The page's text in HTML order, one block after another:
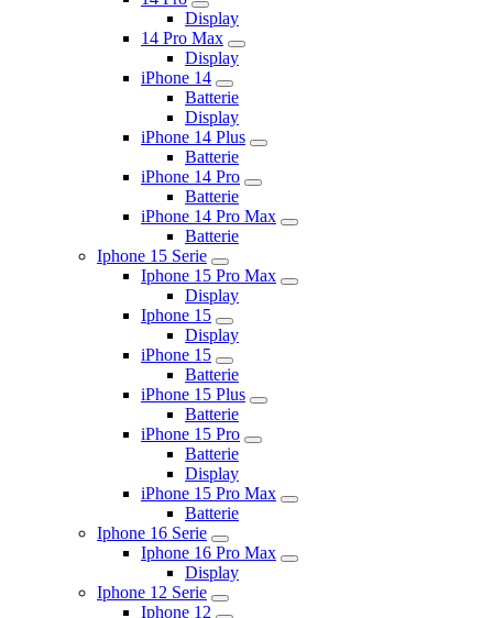
Display
14 Pro Max
Display
iPhone 14
Batterie
Display
iPhone 14 Plus
Batterie
iPhone 14 Pro
Batterie
iPhone 14 Pro Max
Batterie
Iphone 15 Serie
Iphone 15 Pro Max
Display
Iphone 15
Display
iPhone 15
Batterie
iPhone 15 Plus
Batterie
iPhone 15 Pro
Batterie
Display
iPhone 15 Pro Max
Batterie
Iphone 16 Serie
Iphone 16 Pro Max
Display
Iphone 12 Serie
Iphone 12